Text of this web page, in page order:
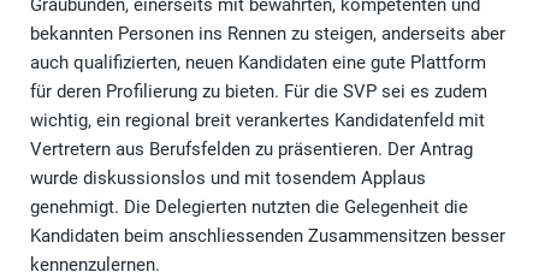
Graubünden, einerseits mit bewährten, kompetenten und
bekannten Personen ins Rennen zu steigen, anderseits aber
auch qualifizierten, neuen Kandidaten eine gute Plattform
für deren Profilierung zu bieten. Für die SVP sei es zudem
wichtig, ein regional breit verankertes Kandidatenfeld mit
Vertretern aus Berufsfelden zu präsentieren. Der Antrag
wurde diskussionslos und mit tosendem Applaus
genehmigt. Die Delegierten nutzten die Gelegenheit die
Kandidaten beim anschliessenden Zusammensitzen besser
kennenzulernen.